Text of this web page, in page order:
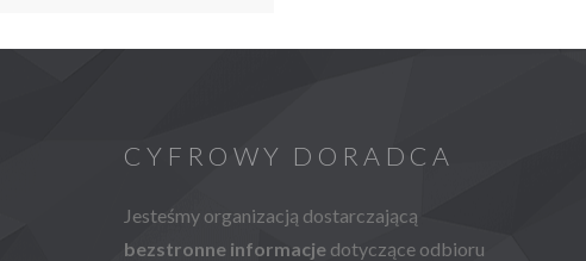
CYFROWY DORADCA
Jesteśmy organizacją dostarczającą
bezstronne informacjedotyczące odbioru